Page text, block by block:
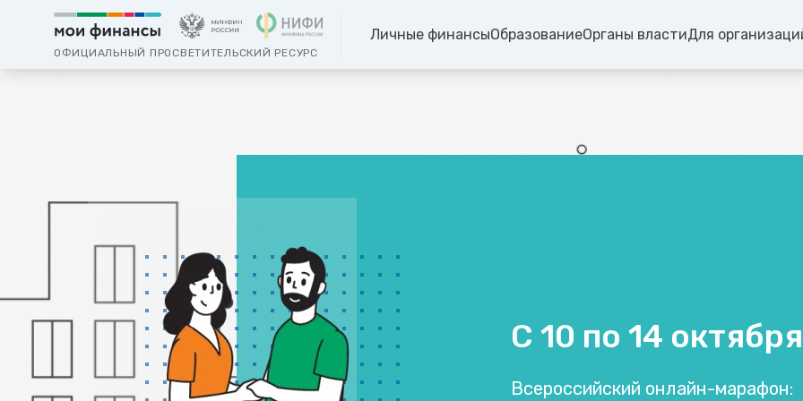
ОФИЦИАЛЬНЫЙ ПРОСВЕТИТЕЛЬСКИЙ РЕСУРС
Личные финансыОбразованиеОрганы властиДля
С 10 по 14 октября
Всероссийский онлайн-марафон: